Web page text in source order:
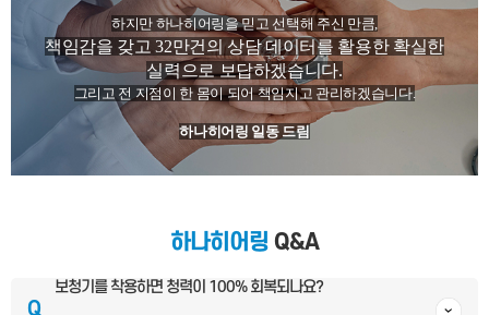
하지만 하나히어링을 믿고 선택해 주신 만큼,
책임감을 갖고 32만건의 상담 데이터를 활용한 확실한
실력으로 보답하겠습니다.
그리고 전 지점이 한 몸이 되어 책임지고 관리하겠습니다.
하나히어링 일동 드림
하나히어링 Q&A
Q
보청기를 착용하면 청력이 100% 회복되나요?
개인정보 수집, 이용에 동의합니다.
[자세히보기]